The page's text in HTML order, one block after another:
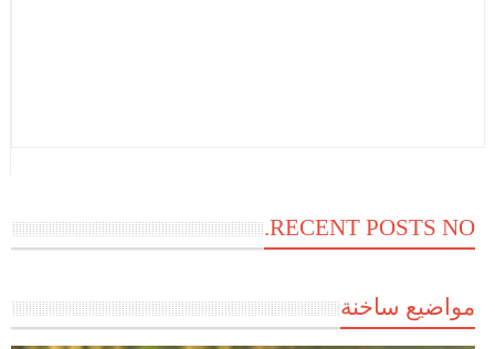
RECENT POSTS NO.
مواضيع ساخنة